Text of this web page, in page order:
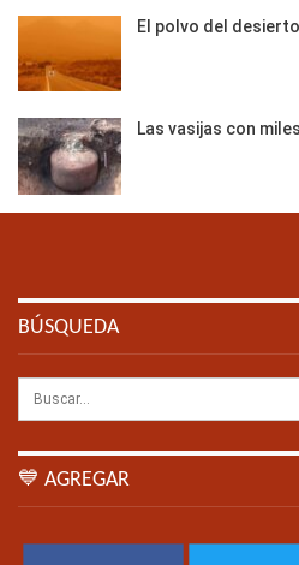
El polvo del
Las vasijas con
BÚSQUEDA
💙 AGREGAR